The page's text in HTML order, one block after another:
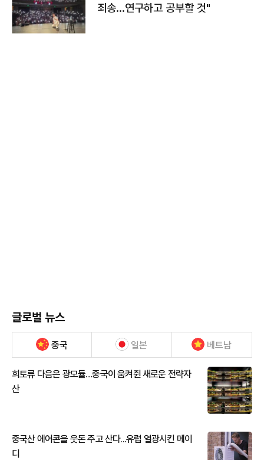
죄송…연구하고 공부할 것"
글로벌 뉴스
중국 일본 베트남
희토류 다음은 광모듈…중국이 움켜쥔 새로운 전략자
산
중국산 에어콘을 웃돈 주고 산다...유럽 열광시킨 메이
디